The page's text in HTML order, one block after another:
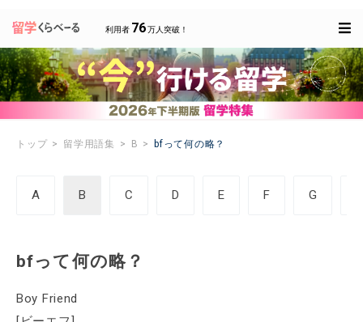
利用者 76万人突破！
トップ 留学用語集 B bfって何の略？
A B C D E F G
bfって何の略？
Boy Friend